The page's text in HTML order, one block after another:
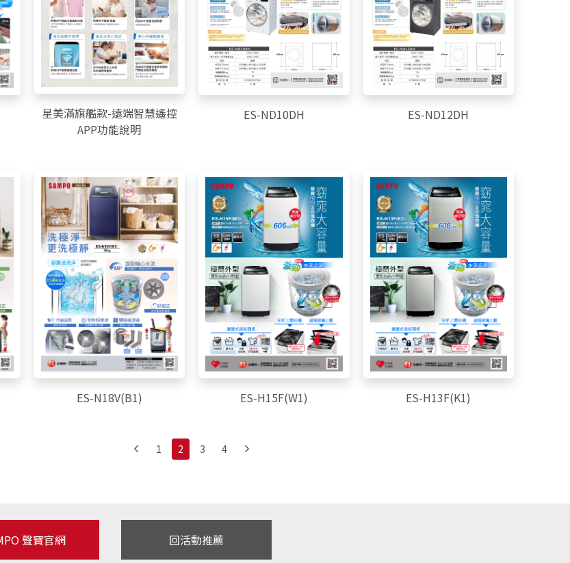
星美滿旗艦款-遠端智慧遙控
APP功能說明
ES-ND10DH ES-ND12DH
ES-N18V(B1) ES-H15F(W1) ES-H13F(K1)
1 2 3 4
聲寶官網 回活動推薦